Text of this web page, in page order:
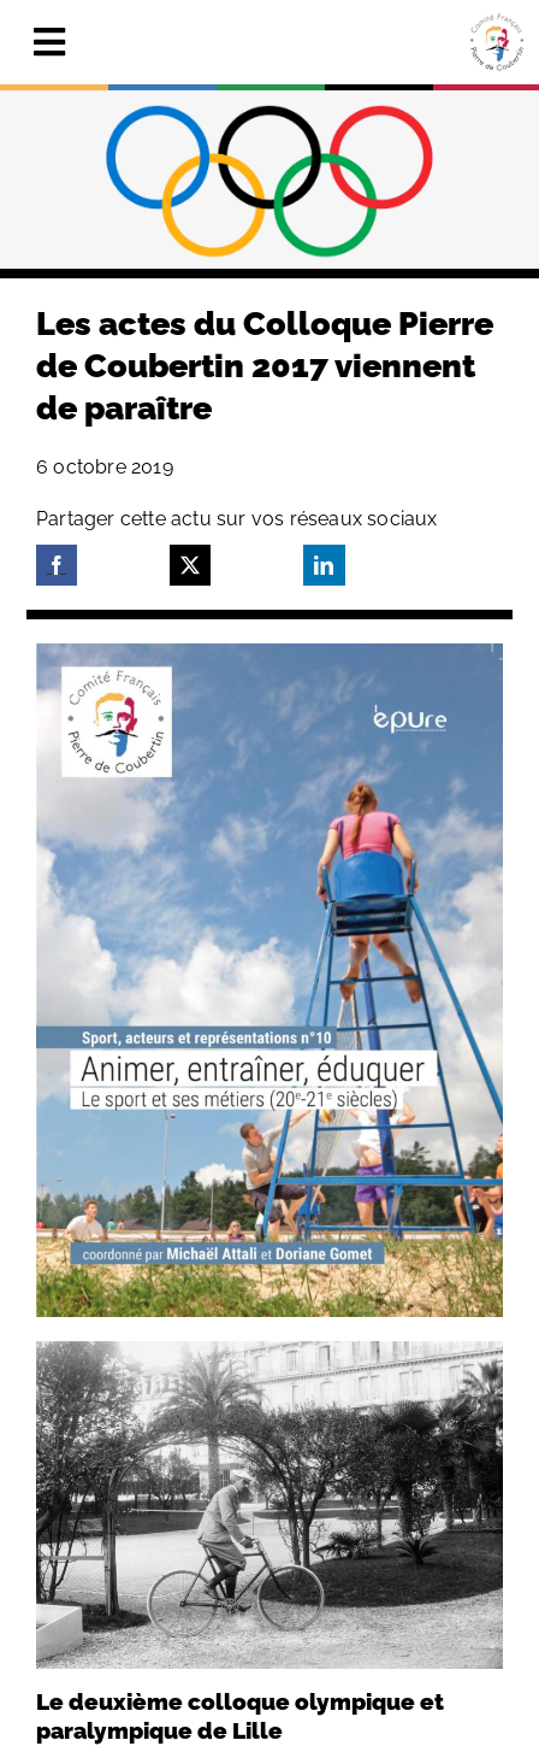
contentToggle
Navigation
Le Comité
Pierre de Coubertin
Centre de ressources
Adhérer & faire un don
Search
Les actes du Colloque Pierre
de Coubertin 2017 viennent
de paraître
6 octobre 2019
Partager cette actu sur vos réseaux sociaux
Le deuxième colloque olympique et
paralympique de Lille